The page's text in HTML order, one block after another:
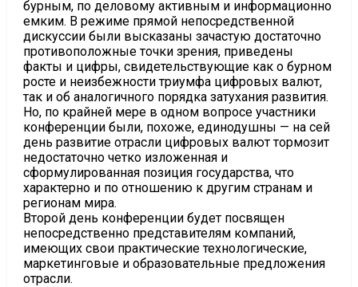
бурным, по деловому активным и информационно
емким. В режиме прямой непосредственной
дискуссии были высказаны зачастую достаточно
противоположные точки зрения, приведены
факты и цифры, свидетельствующие как о бурном
росте и неизбежности триумфа цифровых валют,
так и об аналогичного порядка затухания развития.
Но, по крайней мере в одном вопросе участники
конференции были, похоже, единодушны — на сей
день развитие отрасли цифровых валют тормозит
недостаточно четко изложенная и
сформулированная позиция государства, что
характерно и по отношению к другим странам и
регионам мира.
Второй день конференции будет посвящен
непосредственно представителям компаний,
имеющих свои практические технологические,
маркетинговые и образовательные предложения
отрасли.